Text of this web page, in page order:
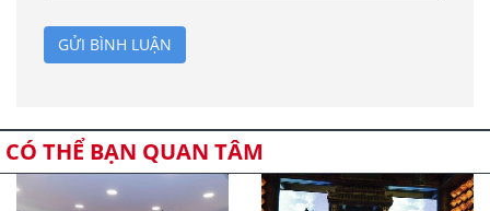
GỬI BÌNH LUẬN
CÓ THỂ BẠN QUAN TÂM